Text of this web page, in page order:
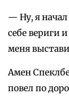
— Ну, я начал
себе вериги
меня
Амен
повел по